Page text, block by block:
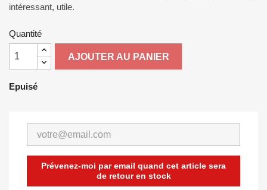
intéressant, utile.
Quantité
AJOUTER AU PANIER
Epuisé
Prévenez-moi par email quand cet article sera
de retour en stock